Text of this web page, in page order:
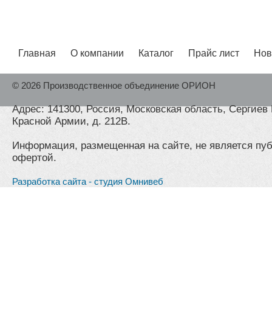
Главная О компании Каталог Прайс лист
© 2026 Производственное объединение ОРИОН
Адрес: 141300, Россия, Московская область,
Красной Армии, д. 212В.
Информация, размещенная на сайте, не является
офертой.
Разработка сайта - студия Омнивеб